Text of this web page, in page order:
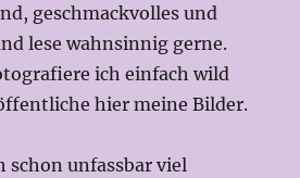
geschmackvolles und
lese wahnsinnig gerne.
ich einfach wild
hier meine Bilder.
schon unfassbar viel